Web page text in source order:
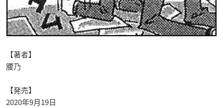
【著者】
腰乃
【発売】
2020年9月19日